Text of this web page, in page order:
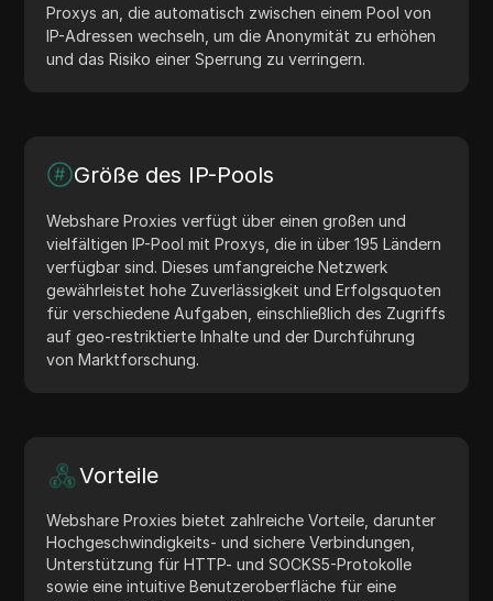
Proxys an, die automatisch zwischen einem Pool von
IP-Adressen wechseln, um die Anonymität zu erhöhen
und das Risiko einer Sperrung zu verringern.
Größe des IP-Pools
Webshare Proxies verfügt über einen großen und
vielfältigen IP-Pool mit Proxys, die in über 195 Ländern
verfügbar sind. Dieses umfangreiche Netzwerk
gewährleistet hohe Zuverlässigkeit und Erfolgsquoten
für verschiedene Aufgaben, einschließlich des Zugriffs
auf geo-restriktierte Inhalte und der Durchführung
von Marktforschung.
Vorteile
Webshare Proxies bietet zahlreiche Vorteile, darunter
Hochgeschwindigkeits- und sichere Verbindungen,
Unterstützung für HTTP- und SOCKS5-Protokolle
sowie eine intuitive Benutzeroberfläche für eine